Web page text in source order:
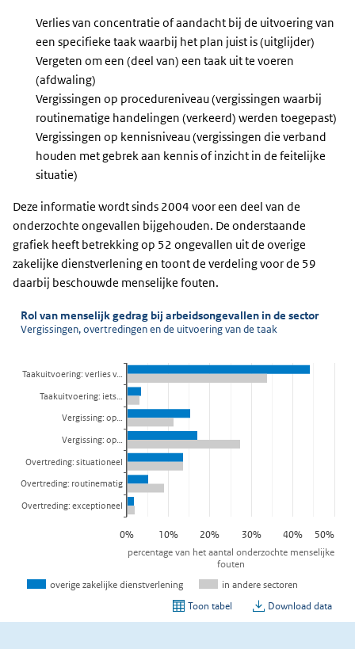
Verlies van concentratie of aandacht bij de uitvoering van
een specifieke taak waarbij het plan juist is (uitglijder)
Vergeten om een (deel van) een taak uit te voeren
(afdwaling)
Vergissingen op procedureniveau (vergissingen waarbij
routinematige handelingen (verkeerd) werden toegepast)
Vergissingen op kennisniveau (vergissingen die verband
houden met gebrek aan kennis of inzicht in de feitelijke
situatie)
Deze informatie wordt sinds 2004 voor een deel van de
onderzochte ongevallen bijgehouden. De onderstaande
grafiek heeft betrekking op 52 ongevallen uit de overige
zakelijke dienstverlening en toont de verdeling voor de 59
daarbij beschouwde menselijke fouten.